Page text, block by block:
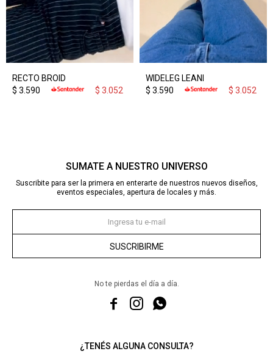
RECTO BROID
$ 3.590 $ 3.052
WIDELEG LEANI
$ 3.590 $ 3.052
¿TENÉS ALGUNA CONSULTA?
SUMATE A NUESTRO UNIVERSO
Suscribite para ser la primera en enterarte de nuestros nuevos diseños,
eventos especiales, apertura de locales y más.
SUSCRIBIRME
No te pierdas el día a día.
  